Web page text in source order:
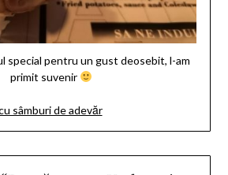
special pentru un gust deosebit, l-am
primit suvenir
sâmburi de adevăr